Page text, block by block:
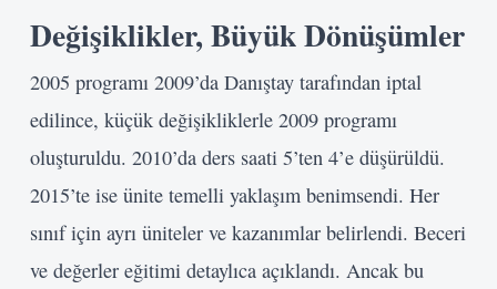
Değişiklikler, Büyük Dönüşümler
2005 programı 2009’da Danıştay tarafından iptal
edilince, küçük değişikliklerle 2009 programı
oluşturuldu. 2010’da ders saati 5’ten 4’e düşürüldü.
2015’te ise ünite temelli yaklaşım benimsendi. Her
sınıf için ayrı üniteler ve kazanımlar belirlendi. Beceri
ve değerler eğitimi detaylıca açıklandı. Ancak bu